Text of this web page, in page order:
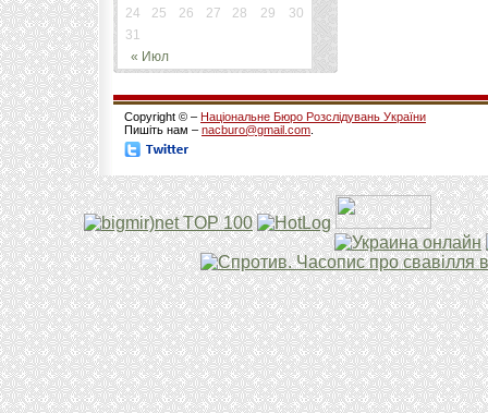
« Июл
24
25 26 27 28 29
30
31
Copyright © – Національне Бюро Розслідувань України
Пишіть нам – nacburo@gmail.com